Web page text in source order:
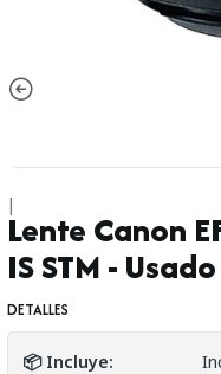
|
Lente Canon
IS STM - Usado
DETALLES
📦 Incluye: